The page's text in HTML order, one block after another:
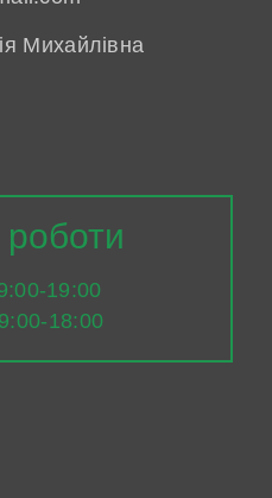
Михайлівна
роботи
19:00
18:00